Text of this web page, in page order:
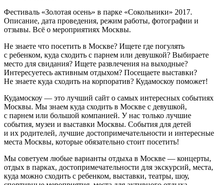
Фестиваль «Золотая осень» в парке «Сокольники» 2017.
Описание, дата проведения, режим работы, фотографии и
отзывы. Всё о мероприятиях Москвы.
Не знаете что посетить в Москве? Ищете где погулять
с ребенком, куда сходить с парнем или девушкой? Выбираете
место для свидания? Ищете развлечения на выходные?
Интересуетесь активным отдыхом? Посещаете выставки?
Не знаете куда сходить на корпоратив? Кудамоскоу поможет!
Кудамоскоу — это лучший сайт о самых интересных событиях
Москвы. Мы знаем куда сходить в Москве с девушкой,
с парнем или большой компанией. У нас только лучшие
события, музеи и выставки Москвы. События для детей
и их родителей, лучшие достопримечательности и интересные
места Москвы, которые обязательно стоит посетить!
Мы советуем любые варианты отдыха в Москве — концерты,
отдых в парках, достопримечательности для экскурсий, места,
куда можно сходить с ребенком, выставки, театры, шоу,